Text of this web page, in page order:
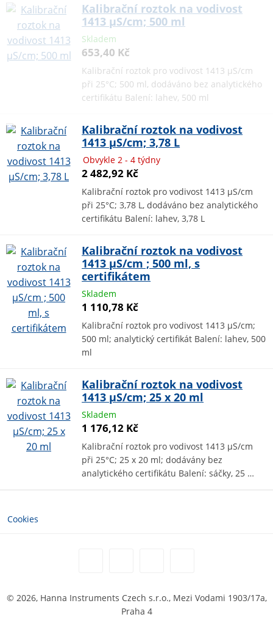
Kalibrační roztok na vodivost
1413 µS/cm; 500 ml
Skladem
653,40 Kč
Kalibrační roztok pro vodivost 1413 µS/cm
při 25°C; 500 ml, dodáváno bez analytického
certifikátu Balení: lahev, 500 ml
Kalibrační roztok na vodivost
1413 µS/cm; 3,78 L
Obvykle 2 - 4 týdny
2 482,92 Kč
Kalibrační roztok pro vodivost 1413 µS/cm
při 25°C; 3,78 L, dodáváno bez analytického
certifikátu Balení: lahev, 3,78 L
Kalibrační roztok na vodivost
1413 µS/cm ; 500 ml, s
certifikátem
Skladem
1 110,78 Kč
Kalibrační roztok pro vodivost 1413 µS/cm;
500 ml; analytický certifikát Balení: lahev, 500
ml
Kalibrační roztok na vodivost
1413 µS/cm; 25 x 20 ml
Skladem
1 176,12 Kč
Kalibrační roztok pro vodivost 1413 µS/cm
při 25°C; 25 x 20 ml; dodávány bez
analytického certifikátu Balení: sáčky, 25 …
Cookies
© 2026, Hanna Instruments Czech s.r.o., Mezi Vodami 1903/17a,
Praha 4